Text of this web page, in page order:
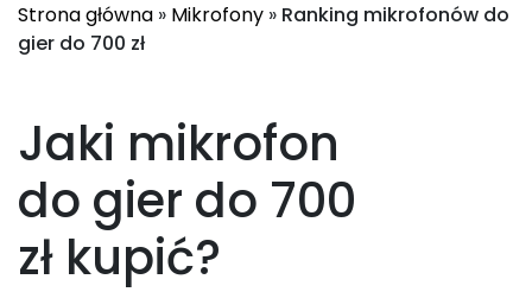
Strona główna » Mikrofony » Ranking mikrofonów do
gier do 700 zł
Jaki mikrofon
do gier do 700
zł kupić?